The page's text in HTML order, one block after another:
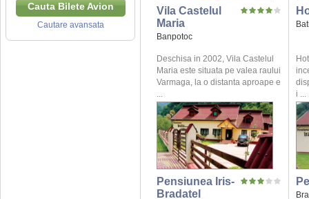
Cauta Bilete Avion
Cautare avansata
Vila Castelul
Maria
Banpotoc
Deschisa in 2002, Vila Castelul
Maria este situata pe valea raului
Varmaga, la o distanta aproape e
...
i ...
Pensiunea Iris-
Bradatel